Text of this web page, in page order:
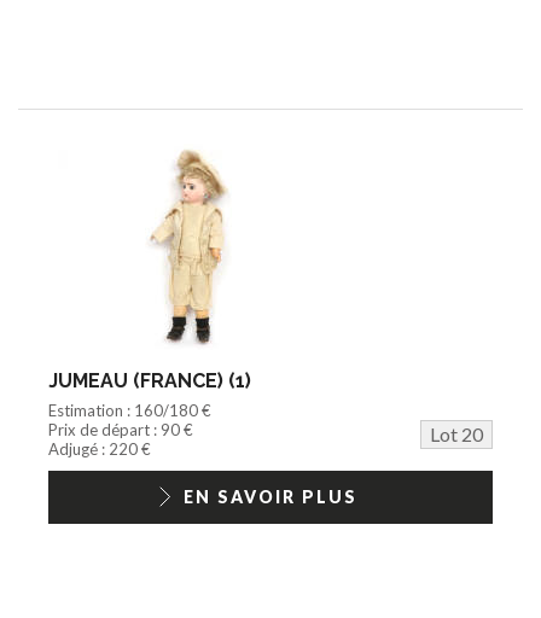
JUMEAU (FRANCE) (1)
Estimation : 160/180 €
Prix de départ : 90 €
Lot 20
Adjugé : 220 €
EN SAVOIR PLUS